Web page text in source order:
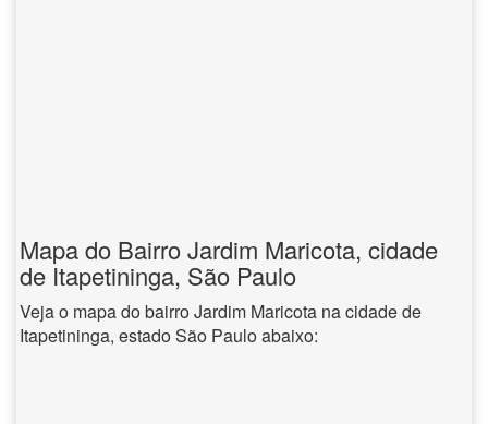
Mapa do Bairro Jardim Maricota, cidade
de Itapetininga, São Paulo
Veja o mapa do bairro Jardim Maricota na cidade de
Itapetininga, estado São Paulo abaixo: